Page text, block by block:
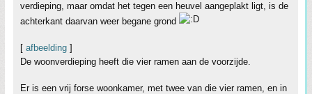
verdieping, maar omdat het tegen een heuvel aangeplakt ligt, is de
achterkant daarvan weer begane grond
[ afbeelding ]
De woonverdieping heeft die vier ramen aan de voorzijde.
Er is een vrij forse woonkamer, met twee van die vier ramen, en in